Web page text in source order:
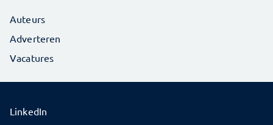
Auteurs
Adverteren
Vacatures
LinkedIn